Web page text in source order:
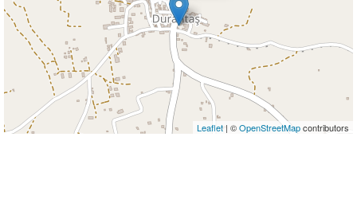
Leaflet | ©OpenStreetMapcontributors